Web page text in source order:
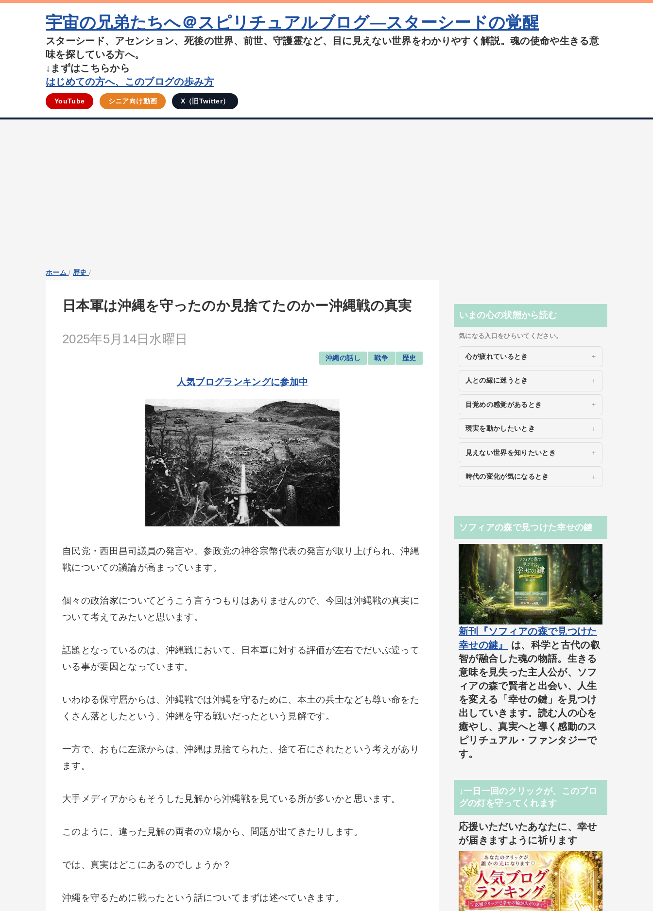
宇宙の兄弟たちへ＠スピリチュアルブログ―スターシードの覚醒
スターシード、アセンション、死後の世界、前世、守護霊など、目に見えない世界をわかりやすく解説。魂の使命や生きる意
味を探している方へ。
↓まずはこちらから
はじめての方へ、このブログの歩み方
YouTube シニア向け動画 X（旧Twitter）
ホーム / 歴史 /
日本軍は沖縄を守ったのか見捨てたのかー沖縄戦の真実
2025年5月14日水曜日
沖縄の話し 戦争 歴史
人気ブログランキングに参加中
自民党・西田昌司議員の発言や、参政党の神谷宗幣代表の発言が取り上げられ、沖縄
戦についての議論が高まっています。
個々の政治家についてどうこう言うつもりはありませんので、今回は沖縄戦の真実に
ついて考えてみたいと思います。
話題となっているのは、沖縄戦において、日本軍に対する評価が左右でだいぶ違って
いる事が要因となっています。
いわゆる保守層からは、沖縄戦では沖縄を守るために、本土の兵士なども尊い命をた
くさん落としたという、沖縄を守る戦いだったという見解です。
一方で、おもに左派からは、沖縄は見捨てられた、捨て石にされたという考えがあり
ます。
大手メディアからもそうした見解から沖縄戦を見ている所が多いかと思います。
このように、違った見解の両者の立場から、問題が出てきたりします。
では、真実はどこにあるのでしょうか？
沖縄を守るために戦ったという話についてまずは述べていきます。
いまの心の状態から読む
気になる入口をひらいてください。
心が疲れているとき
人との縁に迷うとき
目覚めの感覚があるとき
現実を動かしたいとき
見えない世界を知りたいとき
時代の変化が気になるとき
ソフィアの森で見つけた幸せの鍵
新刊『ソフィアの森で見つけた
幸せの鍵』
は、科学と古代の叡
智が融合した魂の物語。生きる
意味を見失った主人公が、ソフ
ィアの森で賢者と出会い、人生
を変える「幸せの鍵」を見つけ
出していきます。読む人の心を
癒やし、真実へと導く感動のス
ピリチュアル・ファンタジーで
す。
↓一日一回のクリックが、このブロ
グの灯を守ってくれます
応援いただいたあなたに、幸せ
が届きますように祈ります